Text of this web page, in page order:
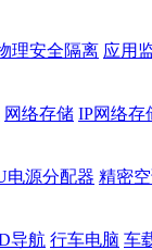
理安全隔离 应用
网络存储 IP网络存
电源分配器 精密
导航 行车电脑 车